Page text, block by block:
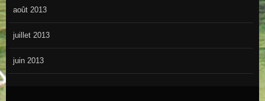
août 2013
juillet 2013
juin 2013